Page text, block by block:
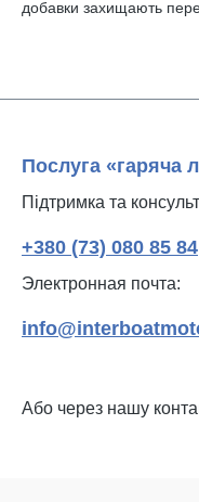
добавки захищають
Послуга «гаряча
Підтримка та
+380 (73) 080 85 84
Электронная почта:
Або через нашу